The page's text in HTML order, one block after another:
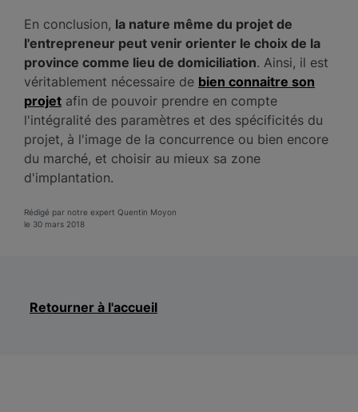
En conclusion, la nature même du projet de
l'entrepreneur peut venir orienter le choix de la
province comme lieu de domiciliation. Ainsi, il est
véritablement nécessaire de bien connaitre son
projet afin de pouvoir prendre en compte
l'intégralité des paramètres et des spécificités du
projet, à l'image de la concurrence ou bien encore
du marché, et choisir au mieux sa zone
d'implantation.
Rédigé par notre expert Quentin Moyon
le 30 mars 2018
Retourner à l'accueil